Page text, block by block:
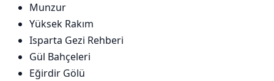
Munzur
Yüksek Rakım
Isparta Gezi Rehberi
Gül Bahçeleri
Eğirdir Gölü